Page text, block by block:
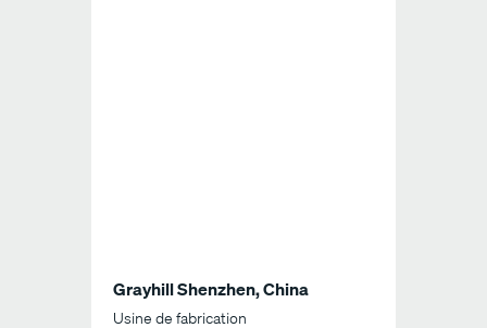
Grayhill Shenzhen, China
Usine de fabrication